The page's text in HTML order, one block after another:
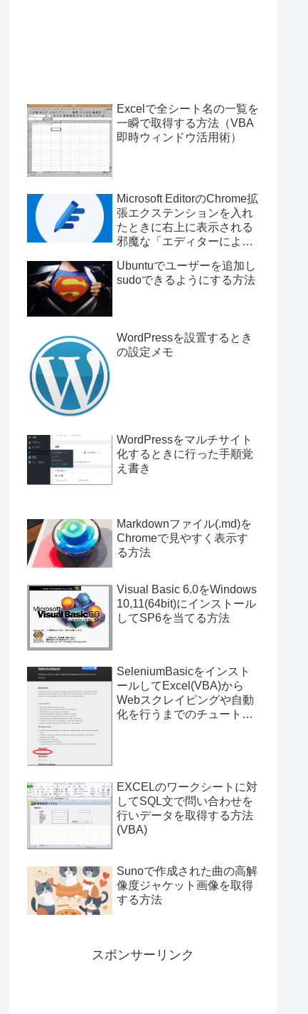
Excelで全シート名の一覧を
一瞬で取得する方法（VBA
即時ウィンドウ活用術）
Microsoft EditorのChrome拡
張エクステンションを入れ
たときに右上に表示される
邪魔な「エディターによる
うポップアップを消す方法
Ubuntuでユーザーを追加し
sudoできるようにする方法
WordPressを設置するとき
の設定メモ
WordPressをマルチサイト
化するときに行った手順覚
え書き
Markdownファイル(.md)を
Chromeで見やすく表示す
る方法
Visual Basic 6.0をWindows
10,11(64bit)にインストール
してSP6を当てる方法
SeleniumBasicをインスト
ールしてExcel(VBA)から
Webスクレイピングや自動
化を行うまでのチュートリ
EXCELのワークシートに対
してSQL文で問い合わせを
行いデータを取得する方法
(VBA)
Sunoで作成された曲の高解
像度ジャケット画像を取得
する方法
スポンサーリンク